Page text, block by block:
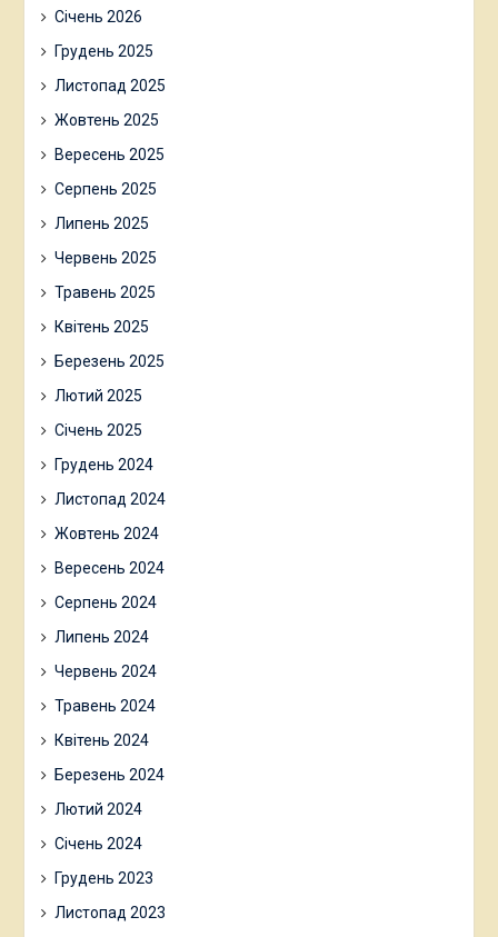
Січень 2026
Грудень 2025
Листопад 2025
Жовтень 2025
Вересень 2025
Серпень 2025
Липень 2025
Червень 2025
Травень 2025
Квітень 2025
Березень 2025
Лютий 2025
Січень 2025
Грудень 2024
Листопад 2024
Жовтень 2024
Вересень 2024
Серпень 2024
Липень 2024
Червень 2024
Травень 2024
Квітень 2024
Березень 2024
Лютий 2024
Січень 2024
Грудень 2023
Листопад 2023